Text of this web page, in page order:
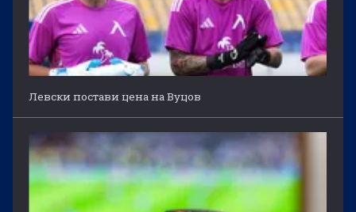
Левски постави цена на Вуцов